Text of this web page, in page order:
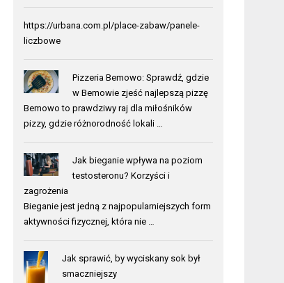
https://urbana.com.pl/place-zabaw/panele-
liczbowe
Pizzeria Bemowo: Sprawdź, gdzie
w Bemowie zjeść najlepszą pizzę
Bemowo to prawdziwy raj dla miłośników
pizzy, gdzie różnorodność lokali …
Jak bieganie wpływa na poziom
testosteronu? Korzyści i
zagrożenia
Bieganie jest jedną z najpopularniejszych form
aktywności fizycznej, która nie …
Jak sprawić, by wyciskany sok był
smaczniejszy